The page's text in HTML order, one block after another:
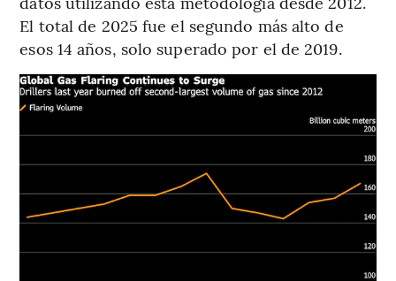
El total de 2025 fue el segundo más alto de
esos 14 años, solo superado por el de 2019.